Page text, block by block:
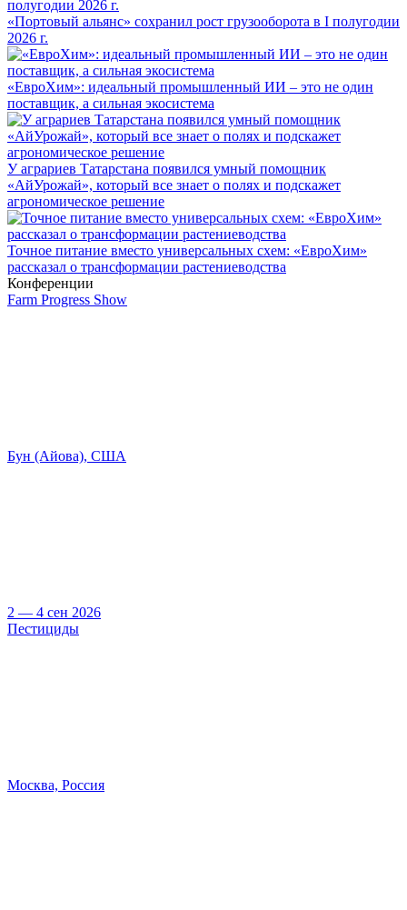
«Портовый альянс» сохранил рост грузооборота в I полугодии
2026 г.
«ЕвроХим»: идеальный промышленный ИИ – это не один
поставщик, а сильная экосистема
У аграриев Татарстана появился умный помощник
«АйУрожай», который все знает о полях и подскажет
агрономическое решение
Точное питание вместо универсальных схем: «ЕвроХим»
рассказал о трансформации растениеводства
Конференции
Farm Progress Show
Бун (Айова), США
2 — 4 сен 2026
Пестициды
Москва, Россия